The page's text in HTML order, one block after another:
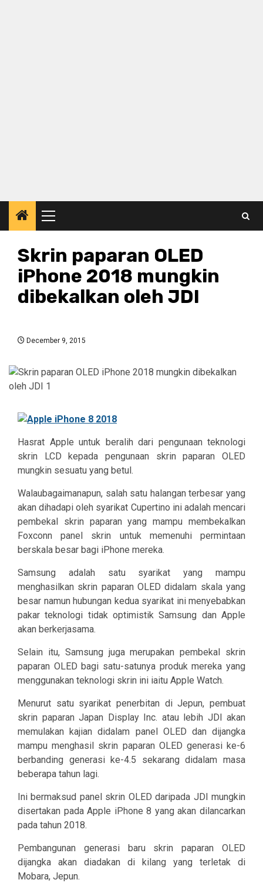
Primary
Menu
Skrin paparan OLED
iPhone 2018 mungkin
dibekalkan oleh JDI
December 9, 2015
Hasrat Apple untuk beralih dari pengunaan teknologi
skrin LCD kepada pengunaan skrin paparan OLED
mungkin sesuatu yang betul.
Walaubagaimanapun, salah satu halangan terbesar yang
akan dihadapi oleh syarikat Cupertino ini adalah mencari
pembekal skrin paparan yang mampu membekalkan
Foxconn panel skrin untuk memenuhi permintaan
berskala besar bagi iPhone mereka.
Samsung adalah satu syarikat yang mampu
menghasilkan skrin paparan OLED didalam skala yang
besar namun hubungan kedua syarikat ini menyebabkan
pakar teknologi tidak optimistik Samsung dan Apple
akan berkerjasama.
Selain itu, Samsung juga merupakan pembekal skrin
paparan OLED bagi satu-satunya produk mereka yang
menggunakan teknologi skrin ini iaitu Apple Watch.
Menurut satu syarikat penerbitan di Jepun, pembuat
skrin paparan Japan Display Inc. atau lebih JDI akan
memulakan kajian didalam panel OLED dan dijangka
mampu menghasil skrin paparan OLED generasi ke-6
berbanding generasi ke-4.5 sekarang didalam masa
beberapa tahun lagi.
Ini bermaksud panel skrin OLED daripada JDI mungkin
disertakan pada Apple iPhone 8 yang akan dilancarkan
pada tahun 2018.
Pembangunan generasi baru skrin paparan OLED
dijangka akan diadakan di kilang yang terletak di
Mobara, Jepun.